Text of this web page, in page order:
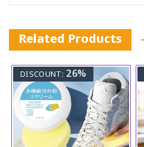
Related Products
DISCOUNT: 26%